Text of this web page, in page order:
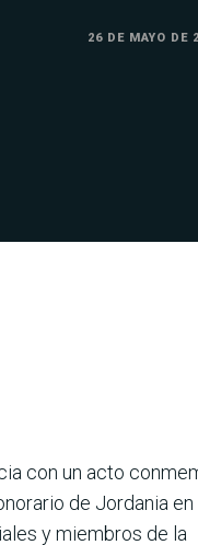
26 DE MAYO DE
con un acto
de Jor­dania en
y miembros de la